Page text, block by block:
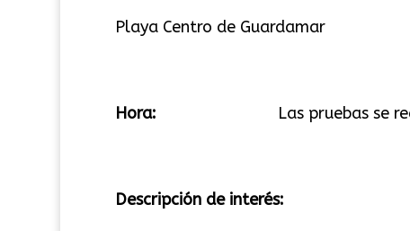
Playa Centro de Guardamar
Hora: Las pruebas se realizan
Descripción de interés: